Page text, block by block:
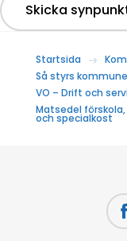
Skicka
Startsida
Så styrs
VO – Drift och
Matsedel
och specialkost